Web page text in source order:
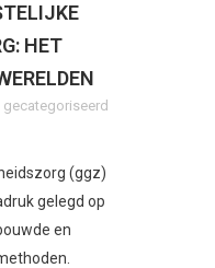
HET
gecategoriseerd
(ggz)
gelegd op
en